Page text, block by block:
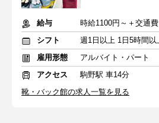
給与
時給1100円～＋交通費
シフト
雇用形態
アルバイト・パート
アクセス
駒野駅 車14分
靴・バック館の求人一覧を見る